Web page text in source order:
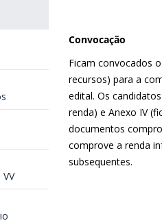
Convocação
Ficam convocados
recursos) para a
edital. Os
renda) e Anexo IV
documentos
comprove a renda
subsequentes.